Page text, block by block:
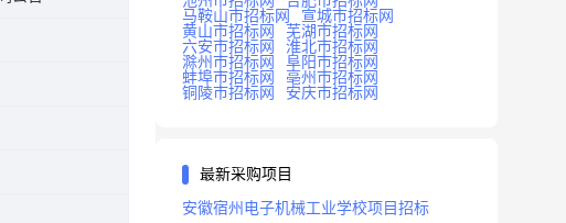
马鞍山市招标网
宣城市招标网
黄山市招标网
芜湖市招标网
六安市招标网
淮北市招标网
滁州市招标网
阜阳市招标网
蚌埠市招标网
亳州市招标网
铜陵市招标网
安庆市招标网
最新采购项目
安徽宿州电子机械工业学校项目招标